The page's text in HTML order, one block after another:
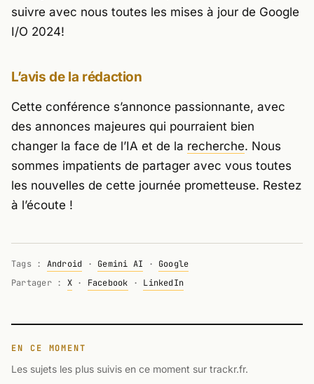
suivre avec nous toutes les mises à jour de Google
I/O 2024!
L’avis de la rédaction
Cette conférence s’annonce passionnante, avec
des annonces majeures qui pourraient bien
changer la face de l’IA et de la recherche. Nous
sommes impatients de partager avec vous toutes
les nouvelles de cette journée prometteuse. Restez
à l’écoute !
Tags : Android · Gemini AI · Google
Partager : X· Facebook · LinkedIn
EN CE MOMENT
Les sujets les plus suivis en ce moment sur trackr.fr.